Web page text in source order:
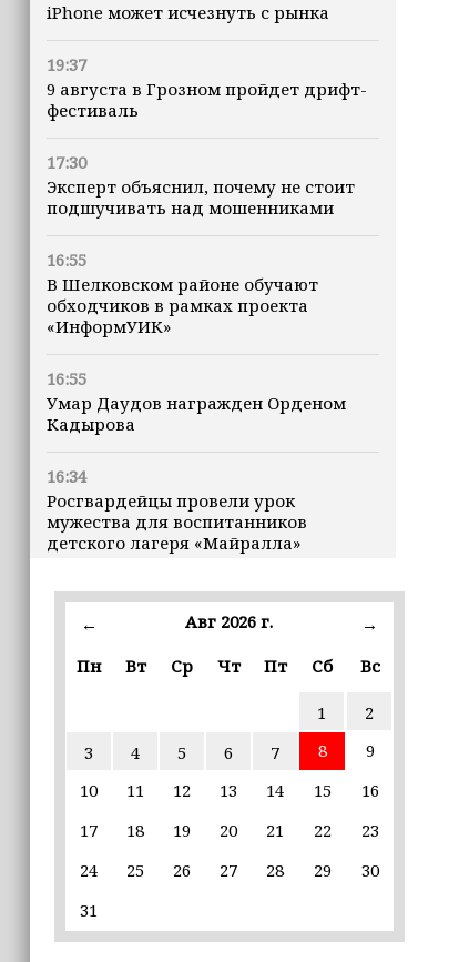
iPhone может исчезнуть с рынка
19:37
9 августа в Грозном пройдет дрифт-
фестиваль
17:30
Эксперт объяснил, почему не стоит
подшучивать над мошенниками
16:55
В Шелковском районе обучают
обходчиков в рамках проекта
«ИнформУИК»
16:55
Умар Даудов награжден Орденом
Кадырова
16:34
Росгвардейцы провели урок
мужества для воспитанников
детского лагеря «Майралла»
16:30
Дмитрий Чернышенко: Внутренний
въездной — на 20,1%
Из бюджета Чечни дополнительно
выделено 505 млн рублей
пострадавшим от паводков
15:35
— стать большой
← Авг 2026 г.
→
Пн
Вт Ср Чт Пт Сб Вс
1
2
3
4 5 6 7 8
9
10
11 12 13 14 15
16
17
18 19 20 21 22
23
24
25 26 27 28 29
30
31